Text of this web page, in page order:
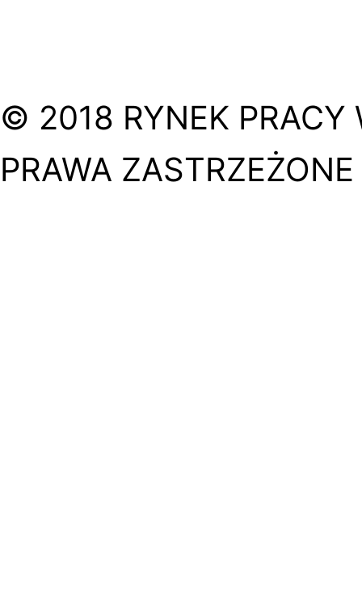
© 2018 RYNEK PRACY
PRAWA ZASTRZEŻONE